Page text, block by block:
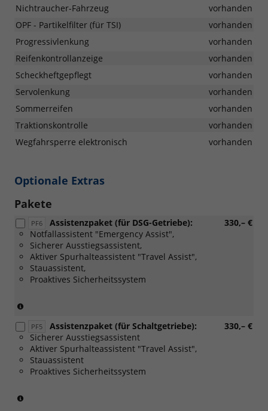
Nichtraucher-Fahrzeug
vorhanden
OPF - Partikelfilter (für TSI)
vorhanden
Progressivlenkung
vorhanden
Reifenkontrollanzeige
vorhanden
Scheckheftgepflegt
vorhanden
Servolenkung
vorhanden
Sommerreifen
vorhanden
Traktionskontrolle
vorhanden
Wegfahrsperre elektronisch
vorhanden
Optionale Extras
Pakete
PF6 330,– €
Assistenzpaket (für DSG-Getriebe):
Notfallassistent "Emergency Assist",
Sicherer Ausstiegsassistent,
Aktiver Spurhalteassistent "Travel Assist",
Stauassistent,
Proaktives Sicherheitssystem
DSG-
Getriebe)
PF5 330,– €
Assistenzpaket (für Schaltgetriebe):
Sicherer Ausstiegsassistent
Aktiver Spurhalteassistent "Travel Assist",
Stauassistent
Proaktives Sicherheitssystem